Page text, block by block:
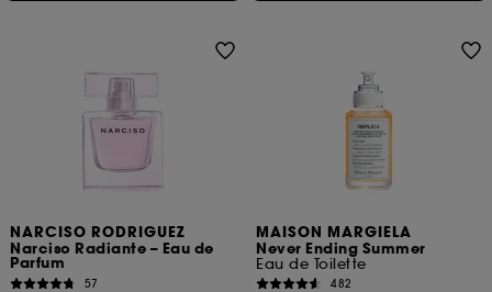
NARCISO RODRIGUEZ
Narciso Radiante – Eau de
Parfum
57
MAISON MARGIELA
Never Ending Summer
Eau de Toilette
482